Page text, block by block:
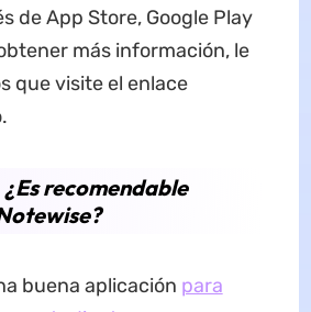
de App Store, Google Play
más información, le
que visite el enlace
recomendable
buena aplicación para